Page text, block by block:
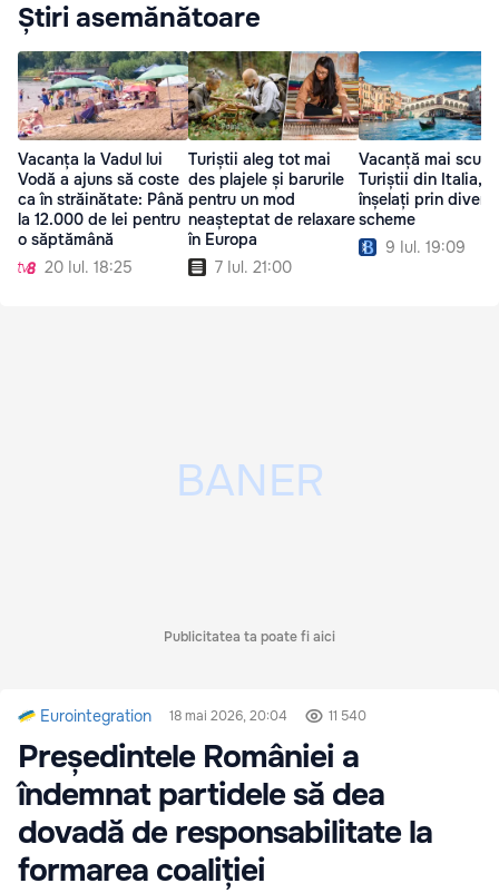
Știri asemănătoare
Vacanța la Vadul lui
Vodă a ajuns să coste
ca în străinătate: Până
la 12.000 de lei pentru
o săptămână
20 Iul. 18:25
Turiștii aleg tot mai
des plajele și barurile
pentru un mod
neașteptat de relaxare
în Europa
7 Iul. 21:00
Vacanță mai
Turiștii din Italia,
înșelați prin
scheme
9 Iul. 19:09
Publicitatea ta poate fi aici
Eurointegration 18 mai 2026, 20:04 11 540
Președintele României a
îndemnat partidele să dea
dovadă de responsabilitate la
formarea coaliției